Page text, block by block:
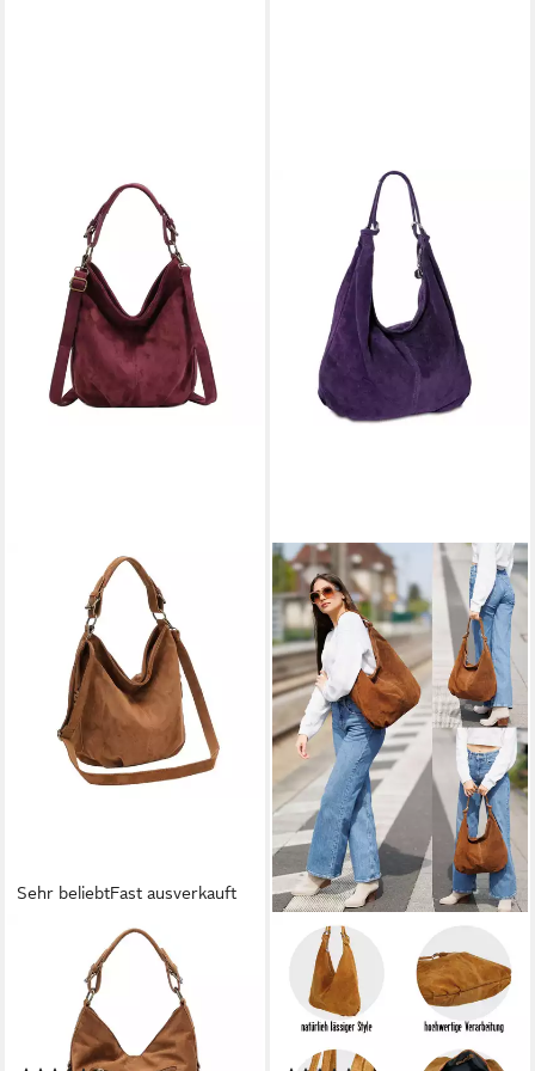
Sehr beliebtFast ausverkauft
ITALYSHOP24
Schultertasche DAMEN
SHOPPER Hobo Bag
Umhängetasche Handtasche
City Bag Cross-Over (Spar-
CASPAR
Schultertasche Damen
Vintage Leder Tasche Hobo
Bag - CLASSIC LINE - Modell
No.617, 100% italienisches